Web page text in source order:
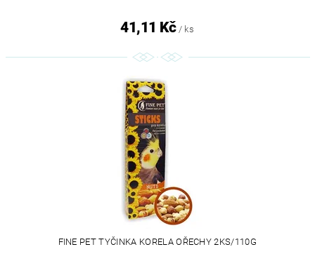
41,11 Kč / ks
FINE PET TYČINKA KORELA OŘECHY 2KS/110G